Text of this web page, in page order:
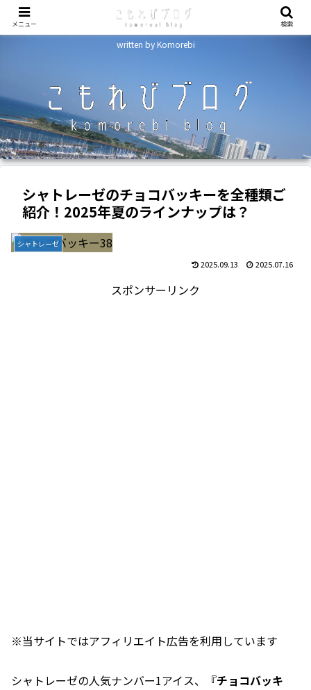
written by Komorebi
シャトレーゼのチョコバッキーを全種類ご
紹介！2025年夏のラインナップは？
シャトレーゼ
2025.09.13 2025.07.16
スポンサーリンク
※当サイトではアフィリエイト広告を利用しています
シャトレーゼの人気ナンバー1アイス、『チョコバッキ
メニュー 検索